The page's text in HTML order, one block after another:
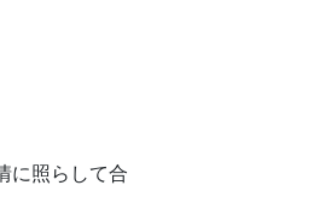
に照らして合